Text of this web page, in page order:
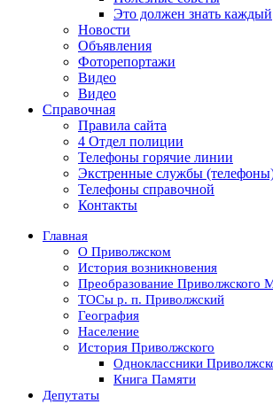
Это должен знать каждый
Новости
Объявления
Фоторепортажи
Видео
Видео
Справочная
Правила сайта
4 Отдел полиции
Телефоны горячие линии
Экстренные службы
Телефоны справочной
Контакты
Главная
О Приволжском
История возникновения
Преобразование Приволжского
ТОСы р. п. Приволжский
География
Население
История Приволжского
Одноклассники
Книга Памяти
Депутаты